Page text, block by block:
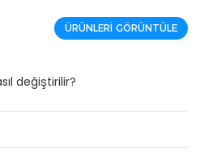
ÜRÜNLERI GÖRÜNTÜLE
değiştirilir?